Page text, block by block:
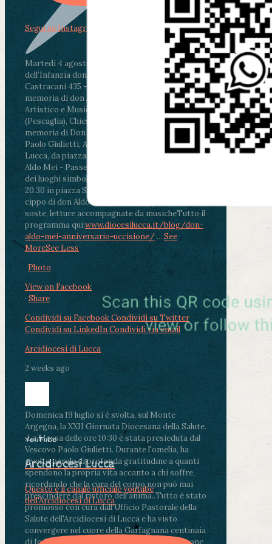
Martedì 4 agosto2026
ore 11:30 - Lucca, Scuola
dell’Infanzia don Aldo Mei - Viale Castruccio
Castracani 435 - Inaugurazione murales in
memoria di don Aldo Mei curato dal Liceo
Artistico e Musicale “Passaglia”
ore 18 - Fiano
(Pescaglia), Chiesa parrocchiale - Messa in
memoria di Don Aldo Mei celebrata da mons.
Paolo Giulietti, Arcivescovo di Lucca
ore 20.30 -
Lucca, da piazza San Michele al Cippo di don
Aldo Mei - Passeggiata della Memoria in alcuni
dei luoghi simbolo della città. Ritrovo alle ore
20.30 in piazza San Michele con conclusione al
cippo di don Aldo Mei (Porta Elisa). Durante le
soste, letture accompagnate da musicheTutto il
programma qui:www.diocesilucca.it/blog/don-
aldo-mei-anniversario-uccisione/ ... See
MoreSee Less
Photo
View on Facebook
· Share
Condividi su FacebookCondividi su Twitter
Condividi su LinkedInCondividi via email
Arcidiocesi di Lucca
2 weeks ago
Domenica 19 luglio si è svolta, sul Monte
Argegna, la XXII Giornata Diocesana della Salute.
.La Messa delle ore 10:30 è stata presieduta dal
Vescovo Paolo Giulietti. Durante l'omelia, ha
rivolto parole di profonda gratitudine a quanti
spendono la propria vita accanto a chi soffre,
ricordando che la cura del corpo non può mai
prescindere dal ristoro dell'anima..Tutto è stato
promosso con cura dall'Ufficio Pastorale della
Salute dell'Arcidiocesi di Lucca e ha visto
convergere nel cuore della Garfagnana centinaia
di fedeli, operatori sanitari, volontari e persone
Segui su Instagram
YouTube
Arcidiocesi Lucca
Questo è il canale ufficiale youtube
dell'Arcidiocesi di Lucca